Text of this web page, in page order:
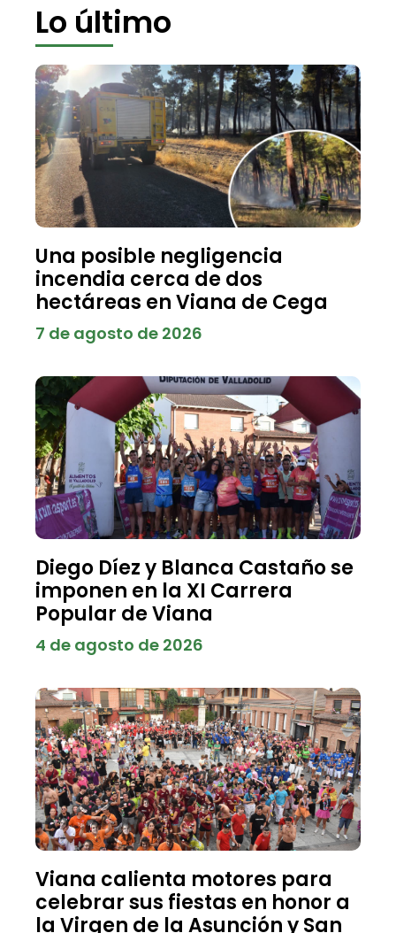
Lo último
Una posible negligencia
incendia cerca de dos
hectáreas en Viana de Cega
7 de agosto de 2026
Diego Díez y Blanca Castaño se
imponen en la XI Carrera
Popular de Viana
4 de agosto de 2026
Viana calienta motores para
celebrar sus fiestas en honor a
la Virgen de la Asunción y San